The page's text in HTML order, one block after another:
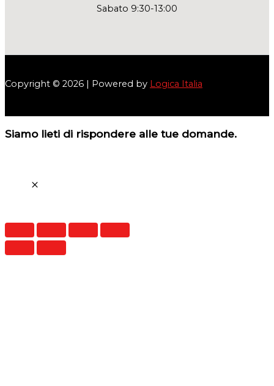
Sabato 9:30-13:00
Copyright © 2026 | Powered by Logica Italia
Siamo lieti di rispondere alle tue domande.